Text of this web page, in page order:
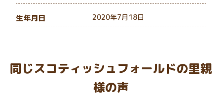
生年月日 2020年7月18日
同じスコティッシュフォールドの里親
様の声